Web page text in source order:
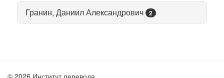
Гранин, Даниил Александрович 2
© 2026 Институт перевода